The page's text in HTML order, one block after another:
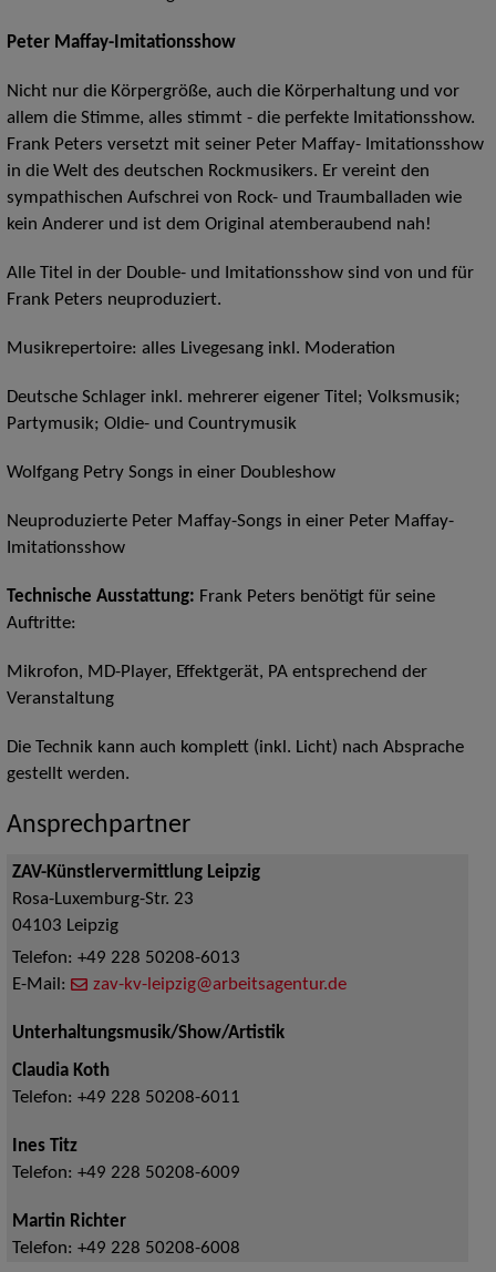
Peter Maffay-Imitationsshow
Nicht nur die Körpergröße, auch die Körperhaltung und vor
allem die Stimme, alles stimmt - die perfekte Imitationsshow.
Frank Peters versetzt mit seiner Peter Maffay- Imitationsshow
in die Welt des deutschen Rockmusikers. Er vereint den
sympathischen Aufschrei von Rock- und Traumballaden wie
kein Anderer und ist dem Original atemberaubend nah!
Alle Titel in der Double- und Imitationsshow sind von und für
Frank Peters neuproduziert.
Musikrepertoire: alles Livegesang inkl. Moderation
Deutsche Schlager inkl. mehrerer eigener Titel; Volksmusik;
Partymusik; Oldie- und Countrymusik
Wolfgang Petry Songs in einer Doubleshow
Neuproduzierte Peter Maffay-Songs in einer Peter Maffay-
Imitationsshow
Technische Ausstattung: Frank Peters benötigt für seine
Auftritte:
Mikrofon, MD-Player, Effektgerät, PA entsprechend der
Veranstaltung
Die Technik kann auch komplett (inkl. Licht) nach Absprache
gestellt werden.
Ansprechpartner
ZAV-Künstlervermittlung Leipzig
Rosa-Luxemburg-Str. 23
04103 Leipzig
Telefon: +49 228 50208-6013
E-Mail:
zav-kv-leipzig@arbeitsagentur.de
Unterhaltungsmusik/Show/Artistik
Claudia Koth
Telefon: +49 228 50208-6011
Ines Titz
Telefon: +49 228 50208-6009
Martin Richter
Telefon: +49 228 50208-6008